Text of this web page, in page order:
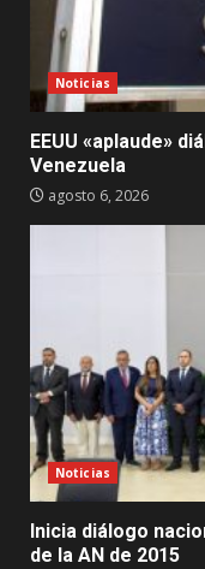
Noticias
EEUU «aplaude»
Venezuela
agosto 6, 2026
Noticias
Inicia diálogo
de la AN de 2015